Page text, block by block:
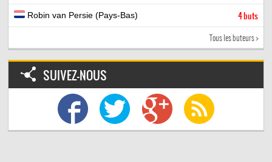
Robin van Persie (Pays-Bas) 4 buts
Tous les buteurs >
SUIVEZ-NOUS